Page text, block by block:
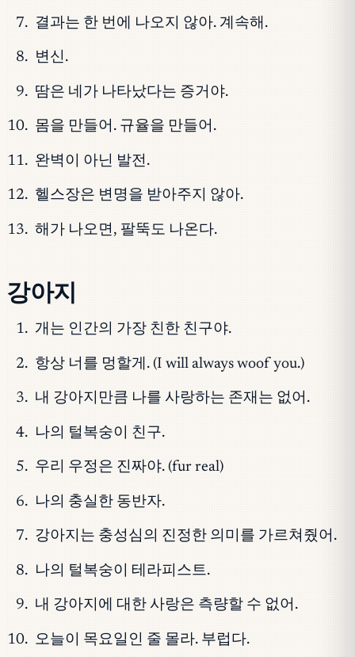
결과는 한 번에 나오지 않아. 계속해.
변신.
땀은 네가 나타났다는 증거야.
몸을 만들어. 규율을 만들어.
완벽이 아닌 발전.
헬스장은 변명을 받아주지 않아.
해가 나오면, 팔뚝도 나온다.
강아지
개는 인간의 가장 친한 친구야.
항상 너를 멍할게. (I will always woof you.)
내 강아지만큼 나를 사랑하는 존재는 없어.
나의 털복숭이 친구.
우리 우정은 진짜야. (fur real)
나의 충실한 동반자.
강아지는 충성심의 진정한 의미를 가르쳐줬어.
나의 털복숭이 테라피스트.
내 강아지에 대한 사랑은 측량할 수 없어.
오늘이 목요일인 줄 몰라. 부럽다.